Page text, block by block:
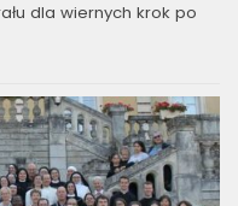
dla wiernych krok po